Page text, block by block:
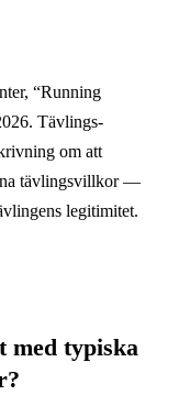
“Running
Tävlings­
om att
tävlingsvillkor —
legitimitet.
med typiska